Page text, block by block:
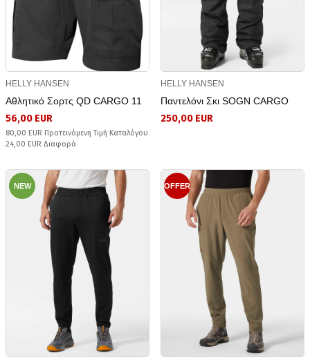
HELLY HANSEN
Αθλητικό Σορτς QD CARGO 11
56,00 EUR
80,00 EUR Προτεινόμενη Τιμή Καταλόγου
24,00 EUR Διαφορά
HELLY HANSEN
Παντελόνι Σκι SOGN CARGO
250,00 EUR
NEW OFFER